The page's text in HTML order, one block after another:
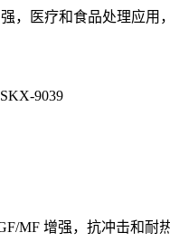
，医疗和食品处理应用
9039
MF 增强，抗冲击和耐